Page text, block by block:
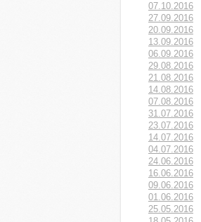
07.10.2016
27.09.2016
20.09.2016
13.09.2016
06.09.2016
29.08.2016
21.08.2016
14.08.2016
07.08.2016
31.07.2016
23.07.2016
14.07.2016
04.07.2016
24.06.2016
16.06.2016
09.06.2016
01.06.2016
25.05.2016